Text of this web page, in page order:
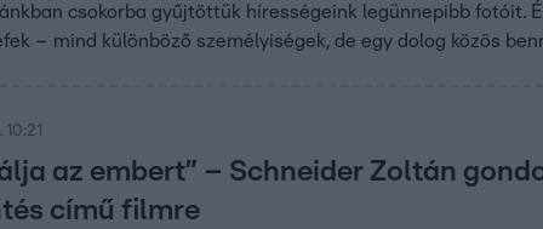
csokorba gyűjtöttük hírességeink legünnepibb fotóit.
– mind különböző személyiségek, de egy dolog közös
az embert” – Schneider Zoltán
című filmre